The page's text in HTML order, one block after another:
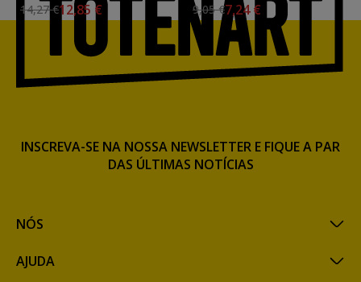
14,27 €12,85 €
9,05 €7,24 €
NÓS
AJUDA
INSCREVA-SE NA NOSSA NEWSLETTER E FIQUE A PAR
DAS ÚLTIMAS NOTÍCIAS